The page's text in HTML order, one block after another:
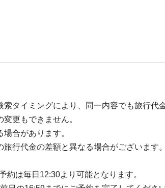
タイミングにより、同一内容でも旅行代
更もできません。
合があります。
行代金の差額と異なる場合がございます
は毎日12:30より可能となります。